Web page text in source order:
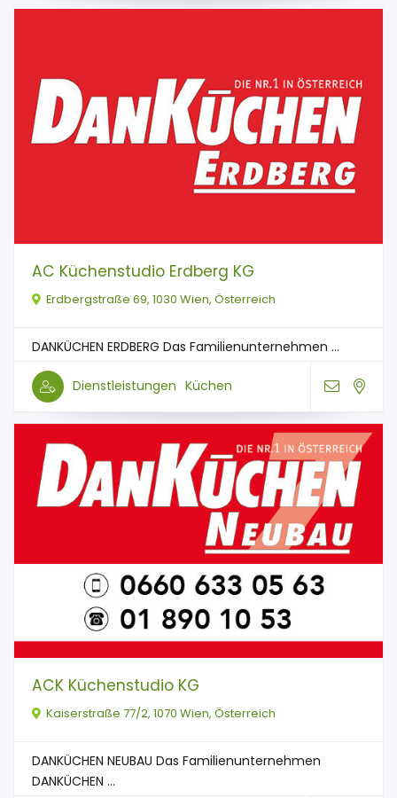
AC Küchenstudio Erdberg KG
Erdbergstraße 69, 1030 Wien, Österreich
DANKÜCHEN ERDBERG Das Familienunternehmen ...
Dienstleistungen Küchen
ACK Küchenstudio KG
Kaiserstraße 77/2, 1070 Wien, Österreich
DANKÜCHEN NEUBAU Das Familienunternehmen
DANKÜCHEN ...